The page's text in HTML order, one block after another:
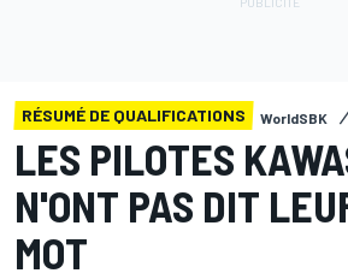
RÉSUMÉ DE QUALIFICATIONS WorldSBK
LES PILOTES
N'ONT PAS DIT
MOT